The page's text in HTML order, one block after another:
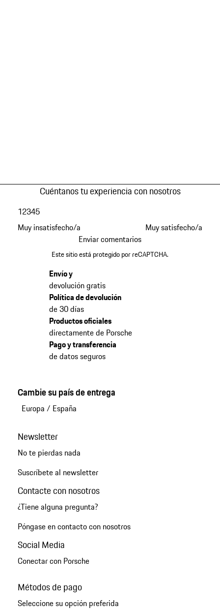
Cuéntanos tu experiencia con nosotros
Muy insatisfecho/a
12345
Muy satisfecho/a
Enviar comentarios
Este sitio está protegido por reCAPTCHA.
Envío y
devolución gratis
Política de devolución
de 30 días
Productos oficiales
directamente de Porsche
Pago y transferencia
de datos seguros
Cambie su país de entrega
Europa / España
Newsletter
No te pierdas nada
Suscríbete al newsletter
Contacte con nosotros
¿Tiene alguna pregunta?
Póngase en contacto con nosotros
Social Media
Conectar con Porsche
Métodos de pago
Seleccione su opción preferida